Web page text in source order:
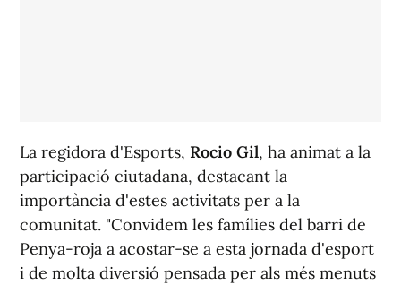
La regidora d'Esports, Rocio Gil, ha animat a la
participació ciutadana, destacant la
importància d'estes activitats per a la
comunitat. "Convidem les famílies del barri de
Penya-roja a acostar-se a esta jornada d'esport
i de molta diversió pensada per als més menuts